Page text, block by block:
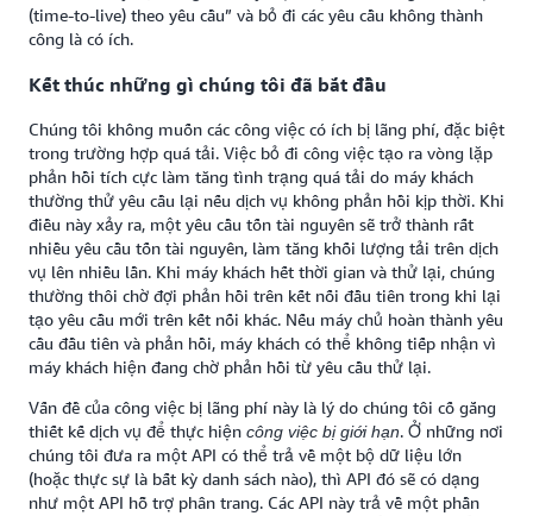
(time-to-live) theo yêu cầu” và bỏ đi các yêu cầu không thành
công là có ích.
Kết thúc những gì chúng tôi đã bắt đầu
Chúng tôi không muốn các công việc có ích bị lãng phí, đặc biệt
trong trường hợp quá tải. Việc bỏ đi công việc tạo ra vòng lặp
phản hồi tích cực làm tăng tình trạng quá tải do máy khách
thường thử yêu cầu lại nếu dịch vụ không phản hồi kịp thời. Khi
điều này xảy ra, một yêu cầu tốn tài nguyên sẽ trở thành rất
nhiều yêu cầu tốn tài nguyên, làm tăng khối lượng tải trên dịch
vụ lên nhiều lần. Khi máy khách hết thời gian và thử lại, chúng
thường thôi chờ đợi phản hồi trên kết nối đầu tiên trong khi lại
tạo yêu cầu mới trên kết nối khác. Nếu máy chủ hoàn thành yêu
cầu đầu tiên và phản hồi, máy khách có thể không tiếp nhận vì
máy khách hiện đang chờ phản hồi từ yêu cầu thử lại.
Vấn đề của công việc bị lãng phí này là lý do chúng tôi cố gắng
thiết kế dịch vụ để thực hiện công việc bị giới hạn. Ở những nơi
chúng tôi đưa ra một API có thể trả về một bộ dữ liệu lớn
(hoặc thực sự là bất kỳ danh sách nào), thì API đó sẽ có dạng
như một API hỗ trợ phân trang. Các API này trả về một phần